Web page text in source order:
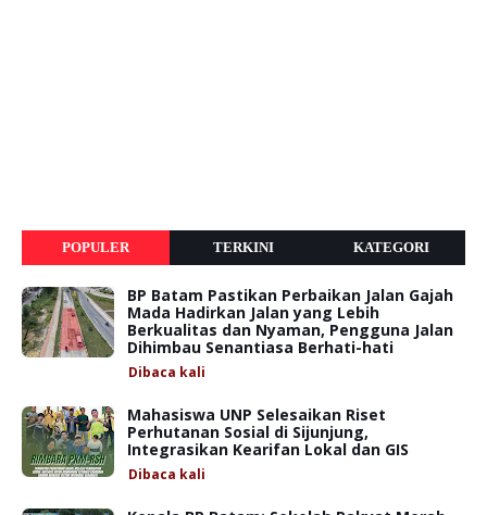
POPULER TERKINI KATEGORI
BP Batam Pastikan Perbaikan Jalan Gajah
Mada Hadirkan Jalan yang Lebih
Berkualitas dan Nyaman, Pengguna Jalan
Dihimbau Senantiasa Berhati-hati
Dibaca kali
Mahasiswa UNP Selesaikan Riset
Perhutanan Sosial di Sijunjung,
Integrasikan Kearifan Lokal dan GIS
Dibaca kali